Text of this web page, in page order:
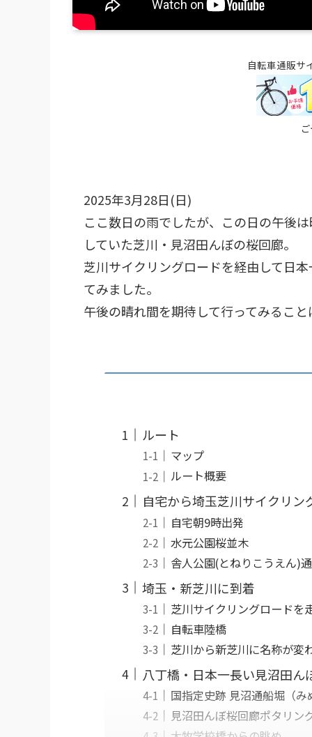
自転車通販サ
2025年3月28日(日)
ここ数日の雨でしたが、この日の午後
していた芝川・見沼田んぼの桜回廊。
芝川サイクリングロードを経由して日
てみました。
午後の晴れ間を期待して行ってみること
ルート
マップ
ルート概要
自宅から埼玉芝川サイクリン
自宅朝9時出発
水元公園桜並木
舎人公園(とねりこうえん)
埼玉・新芝川に到着
芝川サイクリングロードを
自転車陸橋
芝川から新芝川に名称が変
八丁橋・日本一長い見沼田ん
国指定史跡 見沼通船堀（
見沼田んぼ桜回廊ポタリン